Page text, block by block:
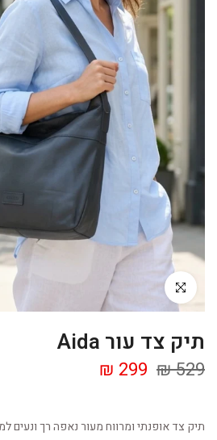
Click to enlarge
תיק צד עור Aida
529 ₪
299 ₪
תיק צד אופנתי ומרווח מעור נאפה רך ונעים